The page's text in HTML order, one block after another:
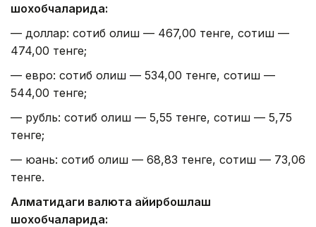
шохобчаларида:
— доллар: сотиб олиш — 467,00 тенге, сотиш —
474,00 тенге;
— евро: сотиб олиш — 534,00 тенге, сотиш —
544,00 тенге;
— рубль: сотиб олиш — 5,55 тенге, сотиш — 5,75
тенге;
— юань: сотиб олиш — 68,83 тенге, сотиш — 73,06
тенге.
Алматидаги валюта айирбошлаш
шохобчаларида: